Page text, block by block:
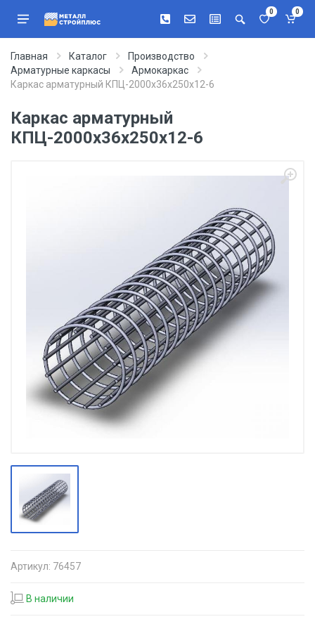
0 0
Главная Каталог
Производство
Арматурные каркасы
Армокаркас
Каркас арматурный КПЦ-2000х36х250х12-6
Каркас арматурный
КПЦ-2000х36х250х12-6
Артикул: 76457
В наличии